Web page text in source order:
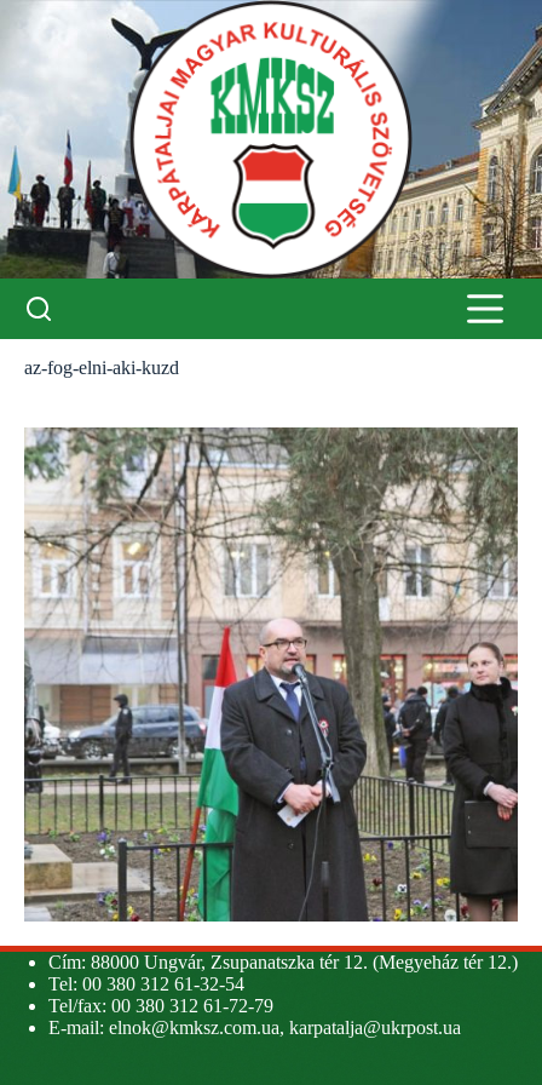
az-fog-elni-aki-kuzd
Cím: 88000 Ungvár, Zsupanatszka tér 12. (Megyeház tér 12.)
Tel: 00 380 312 61-32-54
Tel/fax: 00 380 312 61-72-79
E-mail: elnok@kmksz.com.ua, karpatalja@ukrpost.ua